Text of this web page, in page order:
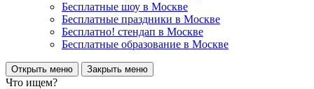
Бесплатные шоу в Москве
Бесплатные праздники в Москве
Бесплатно! стендап в Москве
Бесплатные образование в Москве
Открыть меню Закрыть меню
Что ищем?